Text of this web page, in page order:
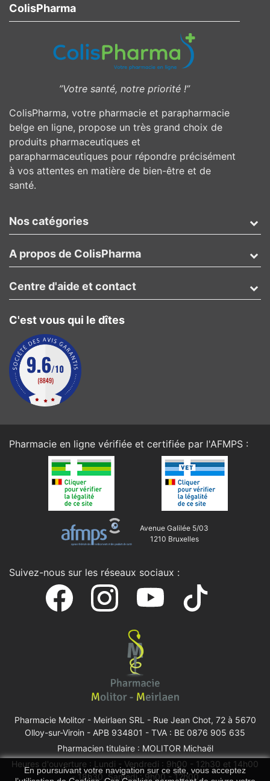
ColisPharma
”Votre santé, notre priorité !”
ColisPharma, votre pharmacie et parapharmacie
belge en ligne, propose un très grand choix de
produits pharmaceutiques et
parapharmaceutiques pour répondre précisément
à vos attentes en matière de bien-être et de
santé.
Nos catégories
A propos de ColisPharma
En poursuivant votre navigation sur ce site, vous acceptez
C'est vous qui le dîtes
Centre d'aide et contact
Pharmacie en ligne vérifiée et certifiée par l'AFMPS :
Avenue Galilée 5/03
1210 Bruxelles
Suivez-nous sur les réseaux sociaux :
Pharmacie Molitor - Meirlaen SRL - Rue Jean Chot, 72 à 5670
Olloy-sur-Viroin - APB 934801 - TVA : BE 0876 905 635
Pharmacien titulaire : MOLITOR Michaël
Heures d'ouverture : Lundi - Vendredi : 9h00 - 12h30 et 14h00
- 18h30, Samedi : 9h00 - 12h00